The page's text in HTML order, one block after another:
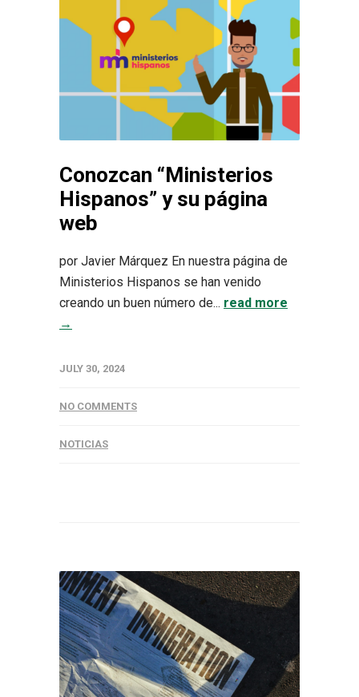
Conozcan “Ministerios
Hispanos” y su página
web
por Javier Márquez En nuestra página de
Ministerios Hispanos se han venido
creando un buen número de... read more
→
JULY 30, 2024
NO COMMENTS
NOTICIAS